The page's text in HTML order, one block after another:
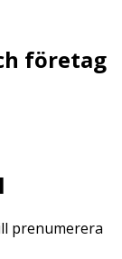
företag
prenumerera